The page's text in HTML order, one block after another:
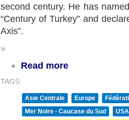
second century. He has
“Century of Turkey” and
Axis”.
»
Read more
TAGS:
Asie Centrale Europe
Mer Noire - Caucase du Sud
USA